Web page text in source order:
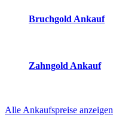
Bruchgold Ankauf
Zahngold Ankauf
Alle Ankaufspreise anzeigen